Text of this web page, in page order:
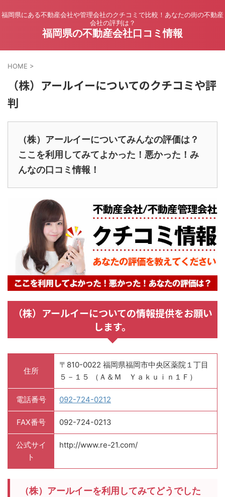
福岡県にある不動産会社や管理会社のクチコミで比較！あなたの街の不動産
会社の評判は？
福岡県の不動産会社口コミ情報
HOME >
（株）アールイーについてのクチコミや評
判
（株）アールイーについてみんなの評価は？
ここを利用してみてよかった！悪かった！み
んなの口コミ情報！
（株）アールイーについての情報提供をお願い
します。
住所
〒810-0022 福岡県福岡市中央区薬院１丁目
５－１５ （Ａ＆Ｍ Ｙａｋｕｉｎ１Ｆ）
電話番号 092-724-0212
FAX番号 092-724-0213
公式サイ
ト
http://www.re-21.com/
（株）アールイーを利用してみてどうでした